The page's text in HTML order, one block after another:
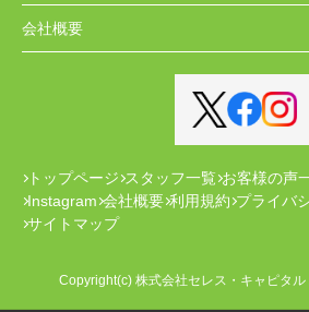
会社概要
トップページ スタッフ一覧 お客様の声
Instagram 会社概要 利用規約 プライバ
サイトマップ
Copyright(c) 株式会社セレス・キャピタ